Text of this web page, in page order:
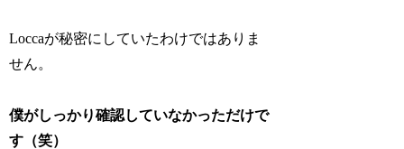
Loccaが秘密にしていたわけではありま
せん。
僕がしっかり確認していなかっただけで
す（笑）